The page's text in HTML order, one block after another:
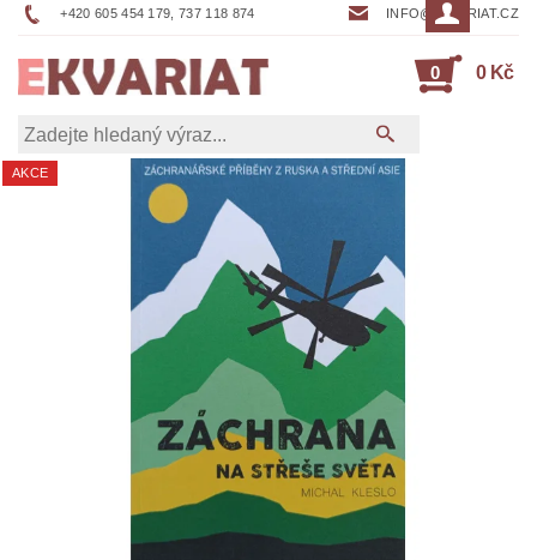
+420 605 454 179, 737 118 874 INFO@EKVARIAT.CZ
0 0 Kč
AKCE